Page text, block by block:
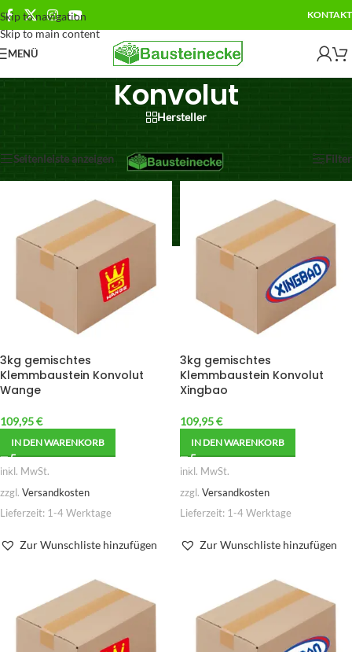
Skip to navigation
Skip to main content
KONTAKT
MENÜ
Konvolut
Hersteller
Seitenleiste anzeigen Filter
3kg gemischtes
Klemmbaustein Konvolut
Wange
109,95€
IN DEN WARENKORB
inkl. MwSt.
zzgl. Versandkosten
Lieferzeit: 1-4 Werktage
Zur Wunschliste hinzufügen
3kg gemischtes
Klemmbaustein Konvolut
Xingbao
109,95€
IN DEN WARENKORB
inkl. MwSt.
zzgl. Versandkosten
Lieferzeit: 1-4 Werktage
Zur Wunschliste hinzufügen